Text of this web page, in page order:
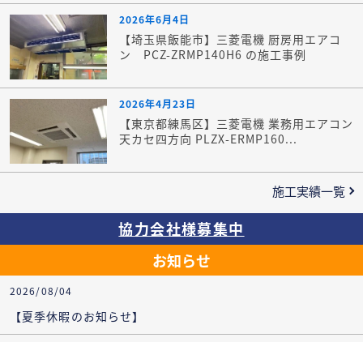
2026年6月4日
【埼玉県飯能市】三菱電機 厨房用エアコ
ン PCZ-ZRMP140H6 の施工事例
2026年4月23日
【東京都練馬区】三菱電機 業務用エアコン
天カセ四方向 PLZX-ERMP160...
施工実績一覧
協力会社様募集中
お知らせ
2026/08/04
【夏季休暇のお知らせ】